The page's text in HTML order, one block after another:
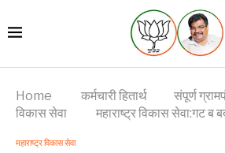
Home कर्मचारी हितार्थ संपूर्ण
विकास सेवा
महाराष्ट्र विकास सेवा:गट ब
महाराष्ट्र विकास सेवा